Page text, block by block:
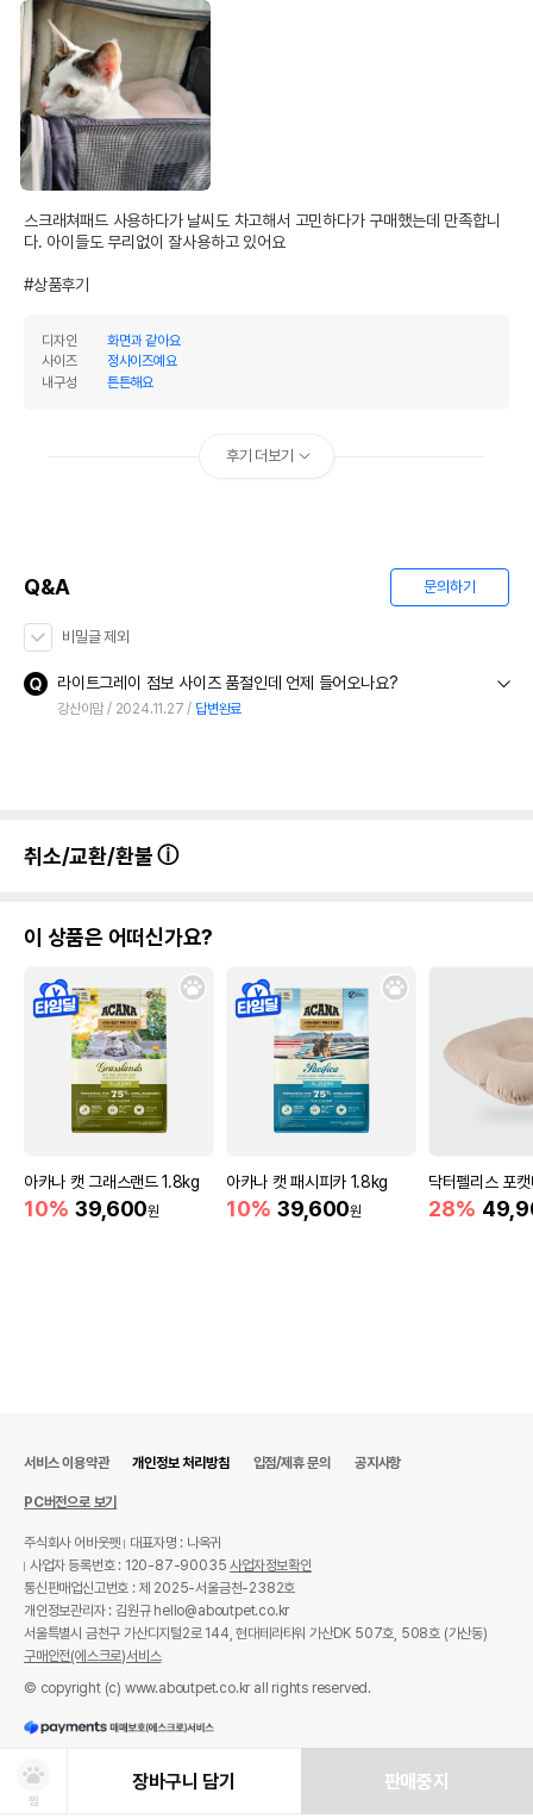
스크래쳐패드 사용하다가 날씨도 차고해서 고민하다가 구매했는데 만족합니
다. 아이들도 무리없이 잘사용하고 있어요
#상품후기
디자인
화면과 같아요
사이즈
정사이즈예요
내구성
튼튼해요
후기 더보기
Q&A 문의하기
비밀글 제외
라이트그레이 점보 사이즈 품절인데 언제 들어오나요?
강산이맘 2024.11.27 답변완료
취소/교환/환불
이 상품은 어떠신가요?
아카나 캣 그래스랜드 1.8kg
10% 39,600원
아카나 캣 패시피카 1.8kg
10% 39,600원
닥터펠리스 포
28%
찜
장바구니 담기 판매중지
서비스 이용약관 개인정보 처리방침 입점/제휴 문의 공지사항
PC버전으로 보기
주식회사 어바웃펫
대표자명 : 나옥귀
사업자 등록번호 : 120-87-90035사업자정보확인
통신판매업신고번호 : 제 2025-서울금천-2382호
개인정보관리자 : 김원규 hello@aboutpet.co.kr
서울특별시 금천구 가산디지털2로 144, 현대테라타워 가산DK 507호, 508호 (가산동)
구매안전(에스크로)서비스
© copyright (c) www.aboutpet.co.kr all rights reserved.